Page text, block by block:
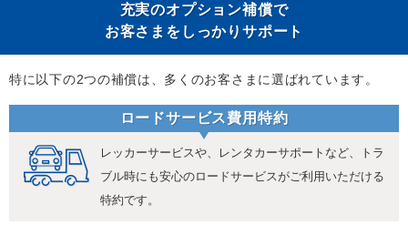
充実のオプション補償で
お客さまをしっかりサポート
特に以下の2つの補償は、多くのお客さまに選ばれています。
ロードサービス費用特約
レッカーサービスや、レンタカーサポートなど、トラ
ブル時にも安心のロードサービスがご利用いただける
特約です。